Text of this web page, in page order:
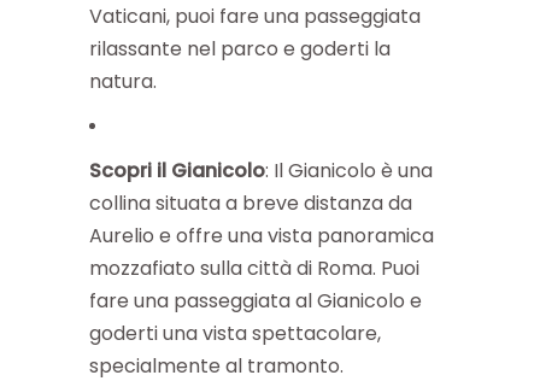
Vaticani, puoi fare una passeggiata
rilassante nel parco e goderti la
natura.
Scopri il Gianicolo: Il Gianicolo è una
collina situata a breve distanza da
Aurelio e offre una vista panoramica
mozzafiato sulla città di Roma. Puoi
fare una passeggiata al Gianicolo e
goderti una vista spettacolare,
specialmente al tramonto.